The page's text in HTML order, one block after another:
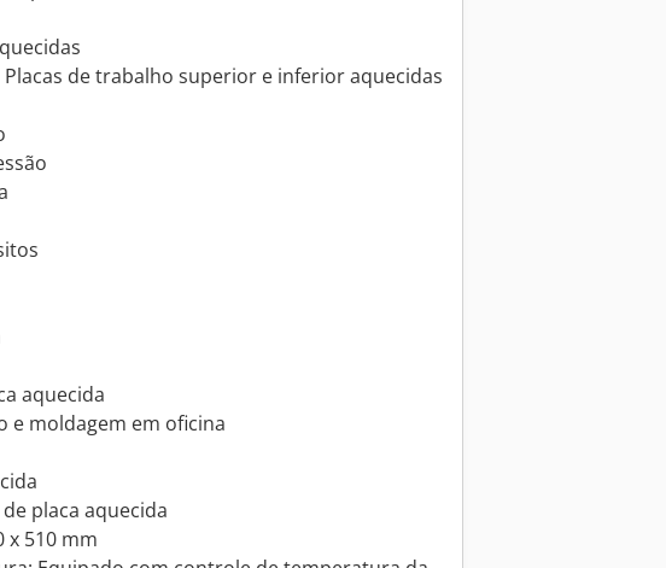
Placas de trabalho superior e inferior aquecidas
aquecida
e moldagem em oficina
placa aquecida
x 510 mm